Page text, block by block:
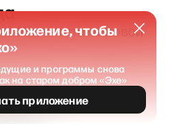
Института мировой
чтобы
и программы снова
на старом добром «Эхе»
приложение